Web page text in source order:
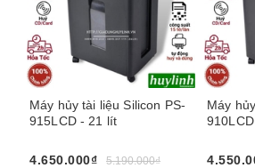
Máy hủy tài liệu Silicon PS-
915LCD - 21 lít
4.650.000₫ 5.190.000₫
Máy